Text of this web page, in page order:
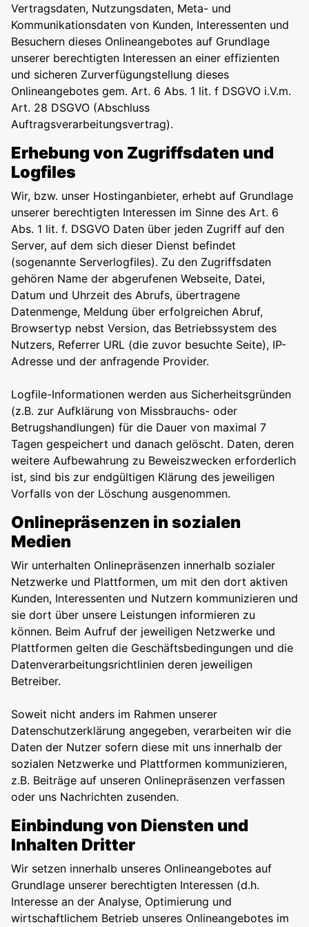
Vertragsdaten, Nutzungsdaten, Meta- und
Kommunikationsdaten von Kunden, Interessenten und
Besuchern dieses Onlineangebotes auf Grundlage
unserer berechtigten Interessen an einer effizienten
und sicheren Zurverfügungstellung dieses
Onlineangebotes gem. Art. 6 Abs. 1 lit. f DSGVO i.V.m.
Art. 28 DSGVO (Abschluss
Auftragsverarbeitungsvertrag).
Erhebung von Zugriffsdaten und
Logfiles
Wir, bzw. unser Hostinganbieter, erhebt auf Grundlage
unserer berechtigten Interessen im Sinne des Art. 6
Abs. 1 lit. f. DSGVO Daten über jeden Zugriff auf den
Server, auf dem sich dieser Dienst befindet
(sogenannte Serverlogfiles). Zu den Zugriffsdaten
gehören Name der abgerufenen Webseite, Datei,
Datum und Uhrzeit des Abrufs, übertragene
Datenmenge, Meldung über erfolgreichen Abruf,
Browsertyp nebst Version, das Betriebssystem des
Nutzers, Referrer URL (die zuvor besuchte Seite), IP-
Adresse und der anfragende Provider.
Logfile-Informationen werden aus Sicherheitsgründen
(z.B. zur Aufklärung von Missbrauchs- oder
Betrugshandlungen) für die Dauer von maximal 7
Tagen gespeichert und danach gelöscht. Daten, deren
weitere Aufbewahrung zu Beweiszwecken erforderlich
ist, sind bis zur endgültigen Klärung des jeweiligen
Vorfalls von der Löschung ausgenommen.
Onlinepräsenzen in sozialen
Medien
Wir unterhalten Onlinepräsenzen innerhalb sozialer
Netzwerke und Plattformen, um mit den dort aktiven
Kunden, Interessenten und Nutzern kommunizieren und
sie dort über unsere Leistungen informieren zu
können. Beim Aufruf der jeweiligen Netzwerke und
Plattformen gelten die Geschäftsbedingungen und die
Datenverarbeitungsrichtlinien deren jeweiligen
Betreiber.
Soweit nicht anders im Rahmen unserer
Datenschutzerklärung angegeben, verarbeiten wir die
Daten der Nutzer sofern diese mit uns innerhalb der
sozialen Netzwerke und Plattformen kommunizieren,
z.B. Beiträge auf unseren Onlinepräsenzen verfassen
oder uns Nachrichten zusenden.
Einbindung von Diensten und
Inhalten Dritter
Wir setzen innerhalb unseres Onlineangebotes auf
Grundlage unserer berechtigten Interessen (d.h.
Interesse an der Analyse, Optimierung und
wirtschaftlichem Betrieb unseres Onlineangebotes im